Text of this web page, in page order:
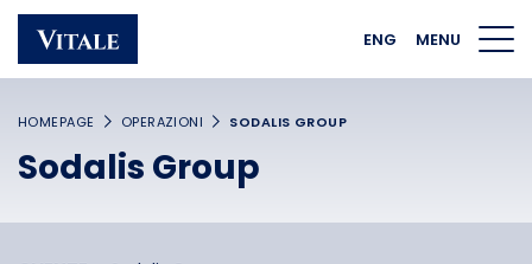
Homepage Main navigation
ENG MENU
HOMEPAGE OPERAZIONI SODALIS GROUP
Sodalis Group